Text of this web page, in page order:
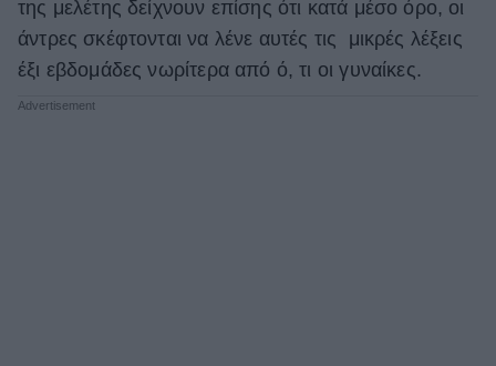
Χωρίς Ταμπέλες
της μελέτης δείχνουν επίσης ότι κατά μέσο όρο, οι
άντρες σκέφτονται να λένε αυτές τις μικρές λέξεις
έξι εβδομάδες νωρίτερα από ό, τι οι γυναίκες.